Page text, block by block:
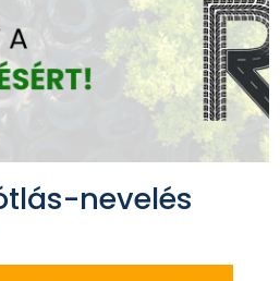
nevelés